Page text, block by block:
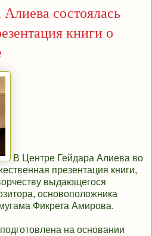
состоялась
книги о
В Центре Гейдара Алиева во
презентация книги,
выдающегося
основоположника
Фикрета Амирова.
на основании